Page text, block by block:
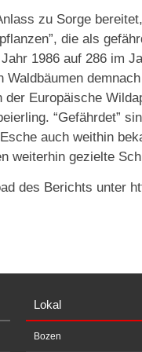
zu Sorge
die als
1986 auf 286 im
der Europäische
“Gefährdet”
auch weithin
weiterhin gezielte
des Berichts unter
Lokal
Bozen